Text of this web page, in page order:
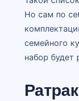
Но сам по
семейного
набор будет